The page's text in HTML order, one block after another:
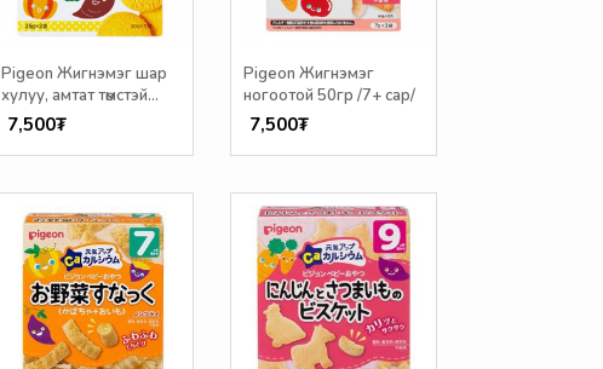
Pigeon Жигнэмэг шар
хулуу, амтат төмстэй
25гр /9+ сар/
7,500₮
Pigeon Жигнэмэг
ногоотой 50гр /7+ сар/
7,500₮